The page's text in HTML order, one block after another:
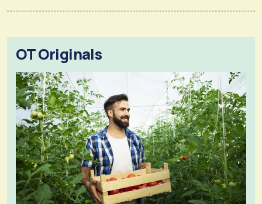
OT Originals